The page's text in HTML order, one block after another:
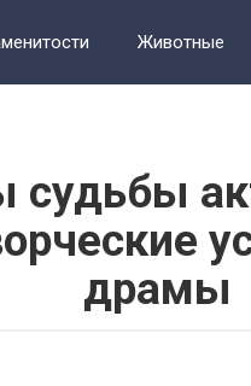
Животные
судьбы
драмы